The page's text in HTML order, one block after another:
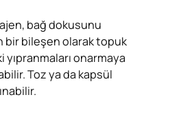
bağ dokusunu
bileşen olarak topuk
onarmaya
Toz ya da kapsül